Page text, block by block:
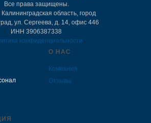
О НАС
Компания
Отзывы
Все права защищены.
область, город
ул. Сергеева, д. 14, офис 446
ИНH 3906387338
конфиденциальности